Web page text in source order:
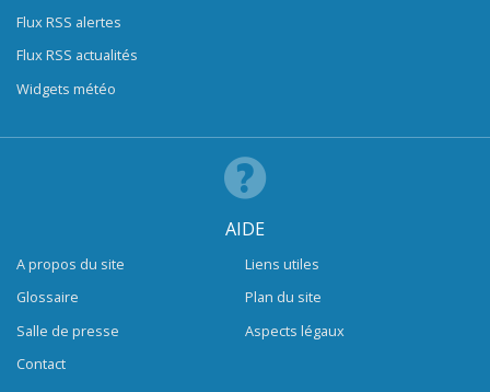
Flux RSS alertes
Flux RSS actualités
Widgets météo
AIDE
A propos du site
Glossaire
Salle de presse
Contact
Liens utiles
Plan du site
Aspects légaux